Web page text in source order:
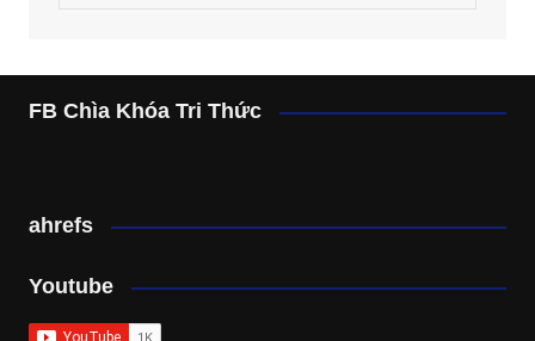
FB Chìa Khóa Tri Thức
ahrefs
Youtube